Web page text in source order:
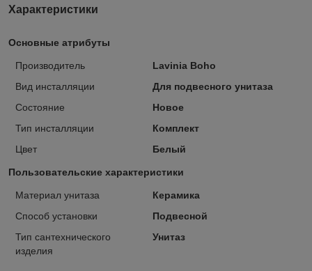
Характеристики
Основные атрибуты
Производитель
Lavinia Boho
Вид инсталляции
Для подвесного унитаза
Состояние
Новое
Тип инсталляции
Комплект
Цвет
Белый
Пользовательские характеристики
Материал унитаза
Керамика
Способ установки
Подвесной
Тип сантехнического
изделия
Унитаз